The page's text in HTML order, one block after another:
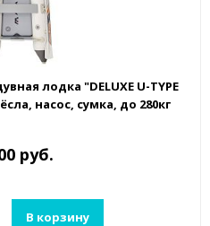
лодка "DELUXE U-TYPE
насос, сумка, до 280кг
руб.
В корзину